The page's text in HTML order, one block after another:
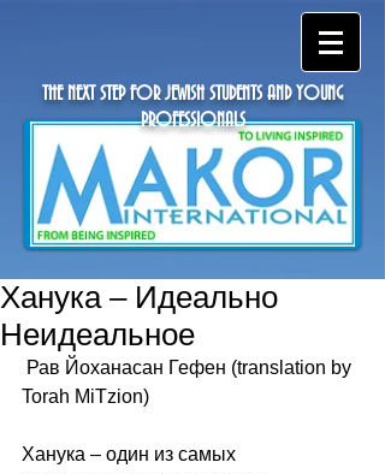
THE NEXT STEP FOR JEWISH STUDENTS AND YOUNG
PROFESSIONALS
Ханука – Идеально
Неидеальное
Torah MiTzion)
Ханука – один из самых